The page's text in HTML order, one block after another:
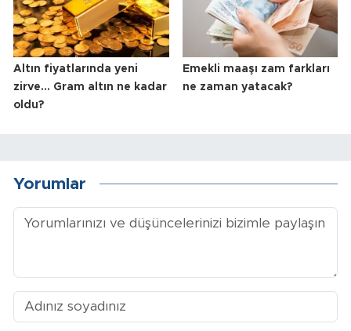
Altın fiyatlarında yeni
zirve... Gram altın ne kadar
oldu?
Emekli maaşı zam farkları
ne zaman yatacak?
Yorumlar